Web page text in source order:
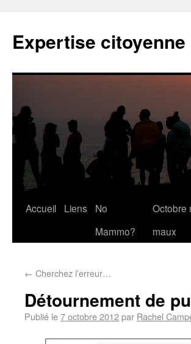
Expertise citoyenne
Accueil Liens
No
Mammo?
Octobre
maux
← Cherchez l’erreur…
Détournement de
Publié le7 octobre 2012par Rachel